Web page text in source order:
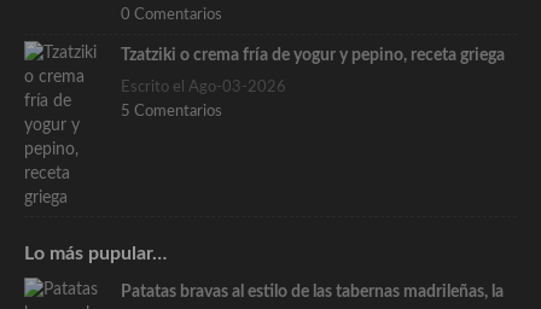
0 Comentarios
Tzatziki o crema fría de yogur y pepino, receta griega
Escrito el Ago-03-2026
5 Comentarios
Lo más pupular…
Patatas bravas al estilo de las tabernas madrileñas, la